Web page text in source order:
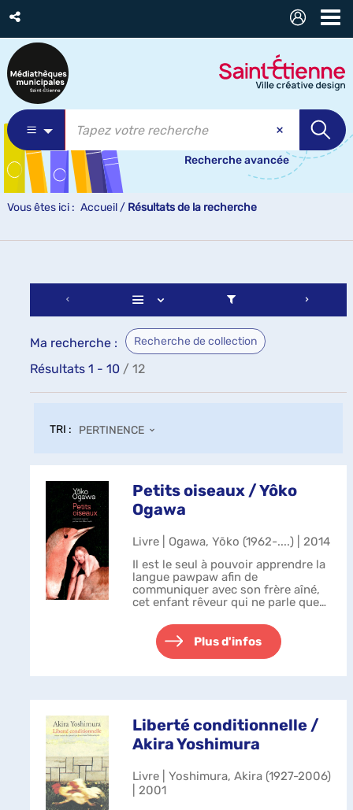
Recherche avancée
Vous êtes ici : Accueil / Résultats de la recherche
Ma recherche : Recherche de collection
Résultats 1 - 10 / 12
TRI : PERTINENCE
Petits oiseaux / Yôko
Ogawa
Livre | Ogawa, Yōko (1962-....) | 2014
Il est le seul à pouvoir apprendre la
langue pawpaw afin de
communiquer avec son frère aîné,
cet enfant rêveur qui ne parle que
que ces mots flûtés oubliés depuis
longtemps par les humains. Après
Plus d'infos
Liberté conditionnelle /
Akira Yoshimura
Livre | Yoshimura, Akira (1927-2006)
| 2001